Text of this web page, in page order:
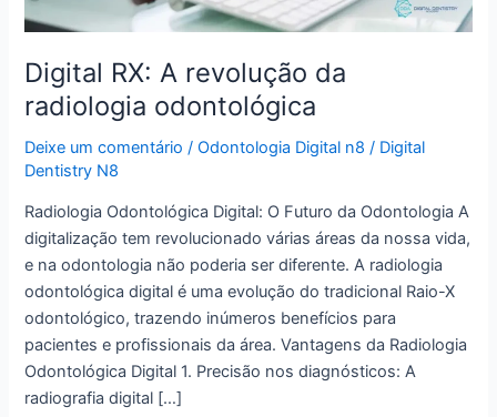
Digital RX: A revolução da
radiologia odontológica
Deixe um comentário /Odontologia Digital n8 / Digital
Dentistry N8
Radiologia Odontológica Digital: O Futuro da Odontologia A
digitalização tem revolucionado várias áreas da nossa vida,
e na odontologia não poderia ser diferente. A radiologia
odontológica digital é uma evolução do tradicional Raio-X
odontológico, trazendo inúmeros benefícios para
pacientes e profissionais da área. Vantagens da Radiologia
Odontológica Digital 1. Precisão nos diagnósticos: A
radiografia digital […]